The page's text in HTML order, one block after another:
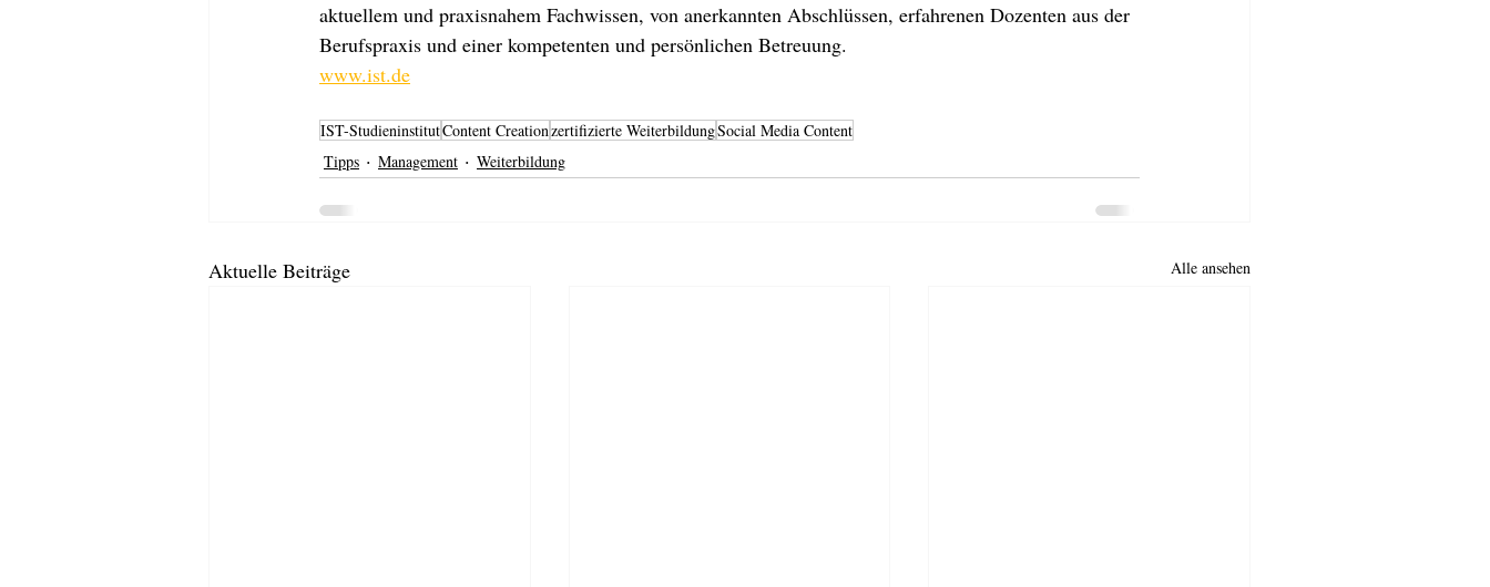
aktuellem und praxisnahem Fachwissen, von anerkannten Abschlüssen, erfahrenen Dozenten aus der
Berufspraxis und einer kompetenten und persönlichen Betreuung.
www.ist.de
IST-StudieninstitutContent Creationzertifizierte WeiterbildungSocial Media Content
Tipps
Management Weiterbildung
Aktuelle Beiträge Alle ansehen